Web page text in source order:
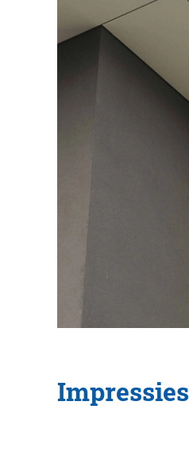
Impressies